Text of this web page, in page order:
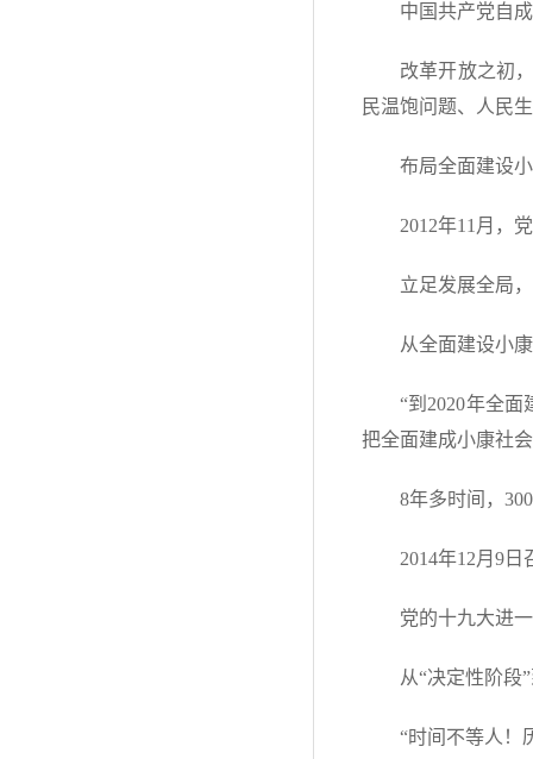
中国共产党自
改革开放之初
民温饱问题、人民
布局全面建设
2012年11月，
立足发展全局
从全面建设小
“到2020年全
把全面建成小康社
8年多时间，
2014年12月9
党的十九大进
从“决定性阶段
“时间不等人！